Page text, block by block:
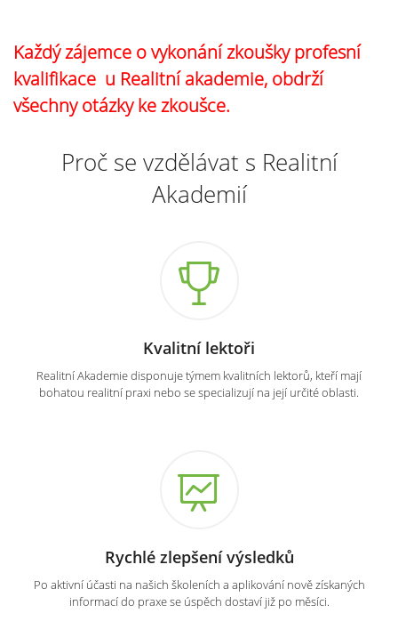
Každý zájemce o vykonání zkoušky profesní
kvalifikace u Realitní akademie, obdrží
všechny otázky ke zkoušce.
Proč se vzdělávat s Realitní
Akademií
Kvalitní lektoři
Realitní Akademie disponuje týmem kvalitních lektorů, kteří mají
bohatou realitní praxi nebo se specializují na její určité oblasti.
Rychlé zlepšení výsledků
Po aktivní účasti na našich školeních a aplikování nově získaných
informací do praxe se úspěch dostaví již po měsíci.